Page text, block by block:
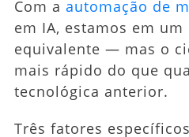
Com a automação de
em IA, estamos em
equivalente — mas o
mais rápido do que
tecnológica anterior.
Três fatores